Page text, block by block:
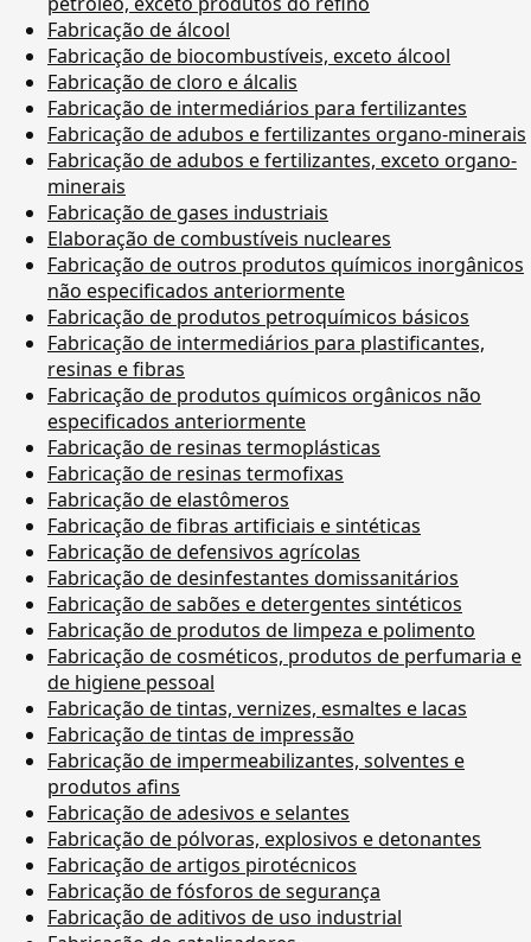
Fabricação de álcool
Fabricação de biocombustíveis, exceto álcool
Fabricação de cloro e álcalis
Fabricação de intermediários para fertilizantes
Fabricação de adubos e fertilizantes organo-minerais
Fabricação de adubos e fertilizantes, exceto organo-
minerais
Fabricação de gases industriais
Elaboração de combustíveis nucleares
Fabricação de outros produtos químicos inorgânicos
não especificados anteriormente
Fabricação de produtos petroquímicos básicos
Fabricação de intermediários para plastificantes,
resinas e fibras
Fabricação de produtos químicos orgânicos não
especificados anteriormente
Fabricação de resinas termoplásticas
Fabricação de resinas termofixas
Fabricação de elastômeros
Fabricação de fibras artificiais e sintéticas
Fabricação de defensivos agrícolas
Fabricação de desinfestantes domissanitários
Fabricação de sabões e detergentes sintéticos
Fabricação de produtos de limpeza e polimento
Fabricação de cosméticos, produtos de perfumaria e
de higiene pessoal
Fabricação de tintas, vernizes, esmaltes e lacas
Fabricação de tintas de impressão
Fabricação de impermeabilizantes, solventes e
produtos afins
Fabricação de adesivos e selantes
Fabricação de pólvoras, explosivos e detonantes
Fabricação de artigos pirotécnicos
Fabricação de fósforos de segurança
Fabricação de aditivos de uso industrial